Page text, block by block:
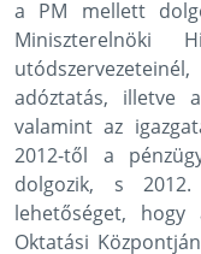
a PM mellett
Miniszterelnöki
adóztatás, illetve
valamint az
2012-től a
dolgozik, s
lehetőséget, hogy
Oktatási